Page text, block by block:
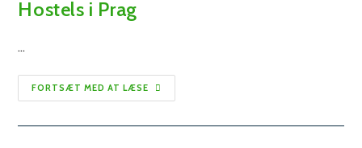
Hostels i Prag
…
FORTSÆT MED AT LÆSE
Prag